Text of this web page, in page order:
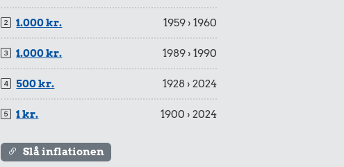
1.000 kr. 1959 › 1960
1.000 kr. 1989 › 1990
500 kr. 1928 › 2024
1 kr. 1900 › 2024
Slå inflationen